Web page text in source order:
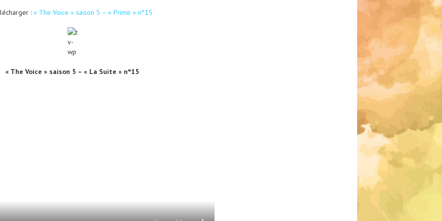
: « The Voice » saison 5 – « Prime » n°15
« The Voice » saison 5 – « La Suite » n°15